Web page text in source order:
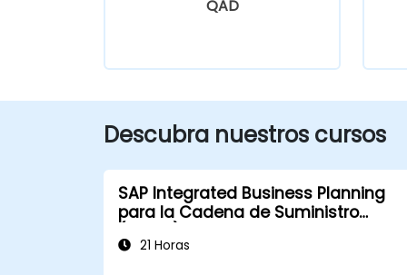
QAD
Descubra nuestros cursos
SAP Integrated Business Planning
para la Cadena de Suministro
21 Horas